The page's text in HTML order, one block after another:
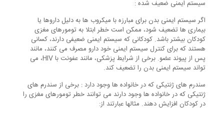
سیستم ایمنی ضعیف شده :
اگر سیستم ایمنی بدن برای مبارزه با میکروب ها به دلیل داروها یا
بیماری ها تضعیف شود، ممکن است خطر ابتلا به تومورهای مغزی
کودکان بیشتر باشد. کودکانی که سیستم ایمنی ضعیفی دارند، کسانی
هستند که برای کنترل سیستم ایمنی خود دارو مصرف می کنند، مانند
پس از پیوند عضو. برخی از شرایط پزشکی، مانند عفونت با HIV، می
تواند سیستم ایمنی بدن را تضعیف کند.
سندرم های ژنتیکی که در خانواده ها وجود دارد : برخی از سندرم های
ژنتیکی که در خانواده ها وجود دارند می توانند خطر تومورهای مغزی را
در کودکان افزایش دهند. مثالها عبارتند از: